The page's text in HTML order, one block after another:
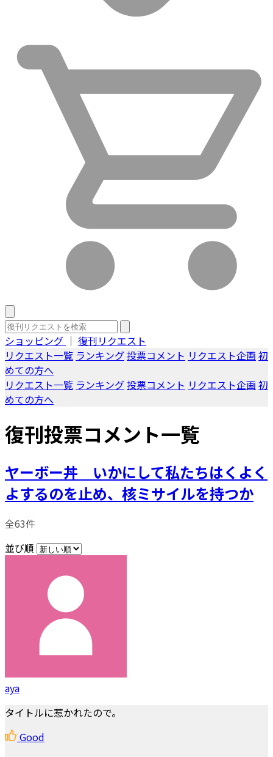
ショッピング ｜ 復刊リクエスト
リクエスト一覧 ランキング投票コメント リクエスト企画 初
めての方へ
リクエスト一覧 ランキング投票コメント リクエスト企画 初
めての方へ
復刊投票コメント一覧
ヤーボー丼 いかにして私たちはくよく
よするのを止め、核ミサイルを持つか
全63件
並び順
aya
タイトルに惹かれたので。
Good